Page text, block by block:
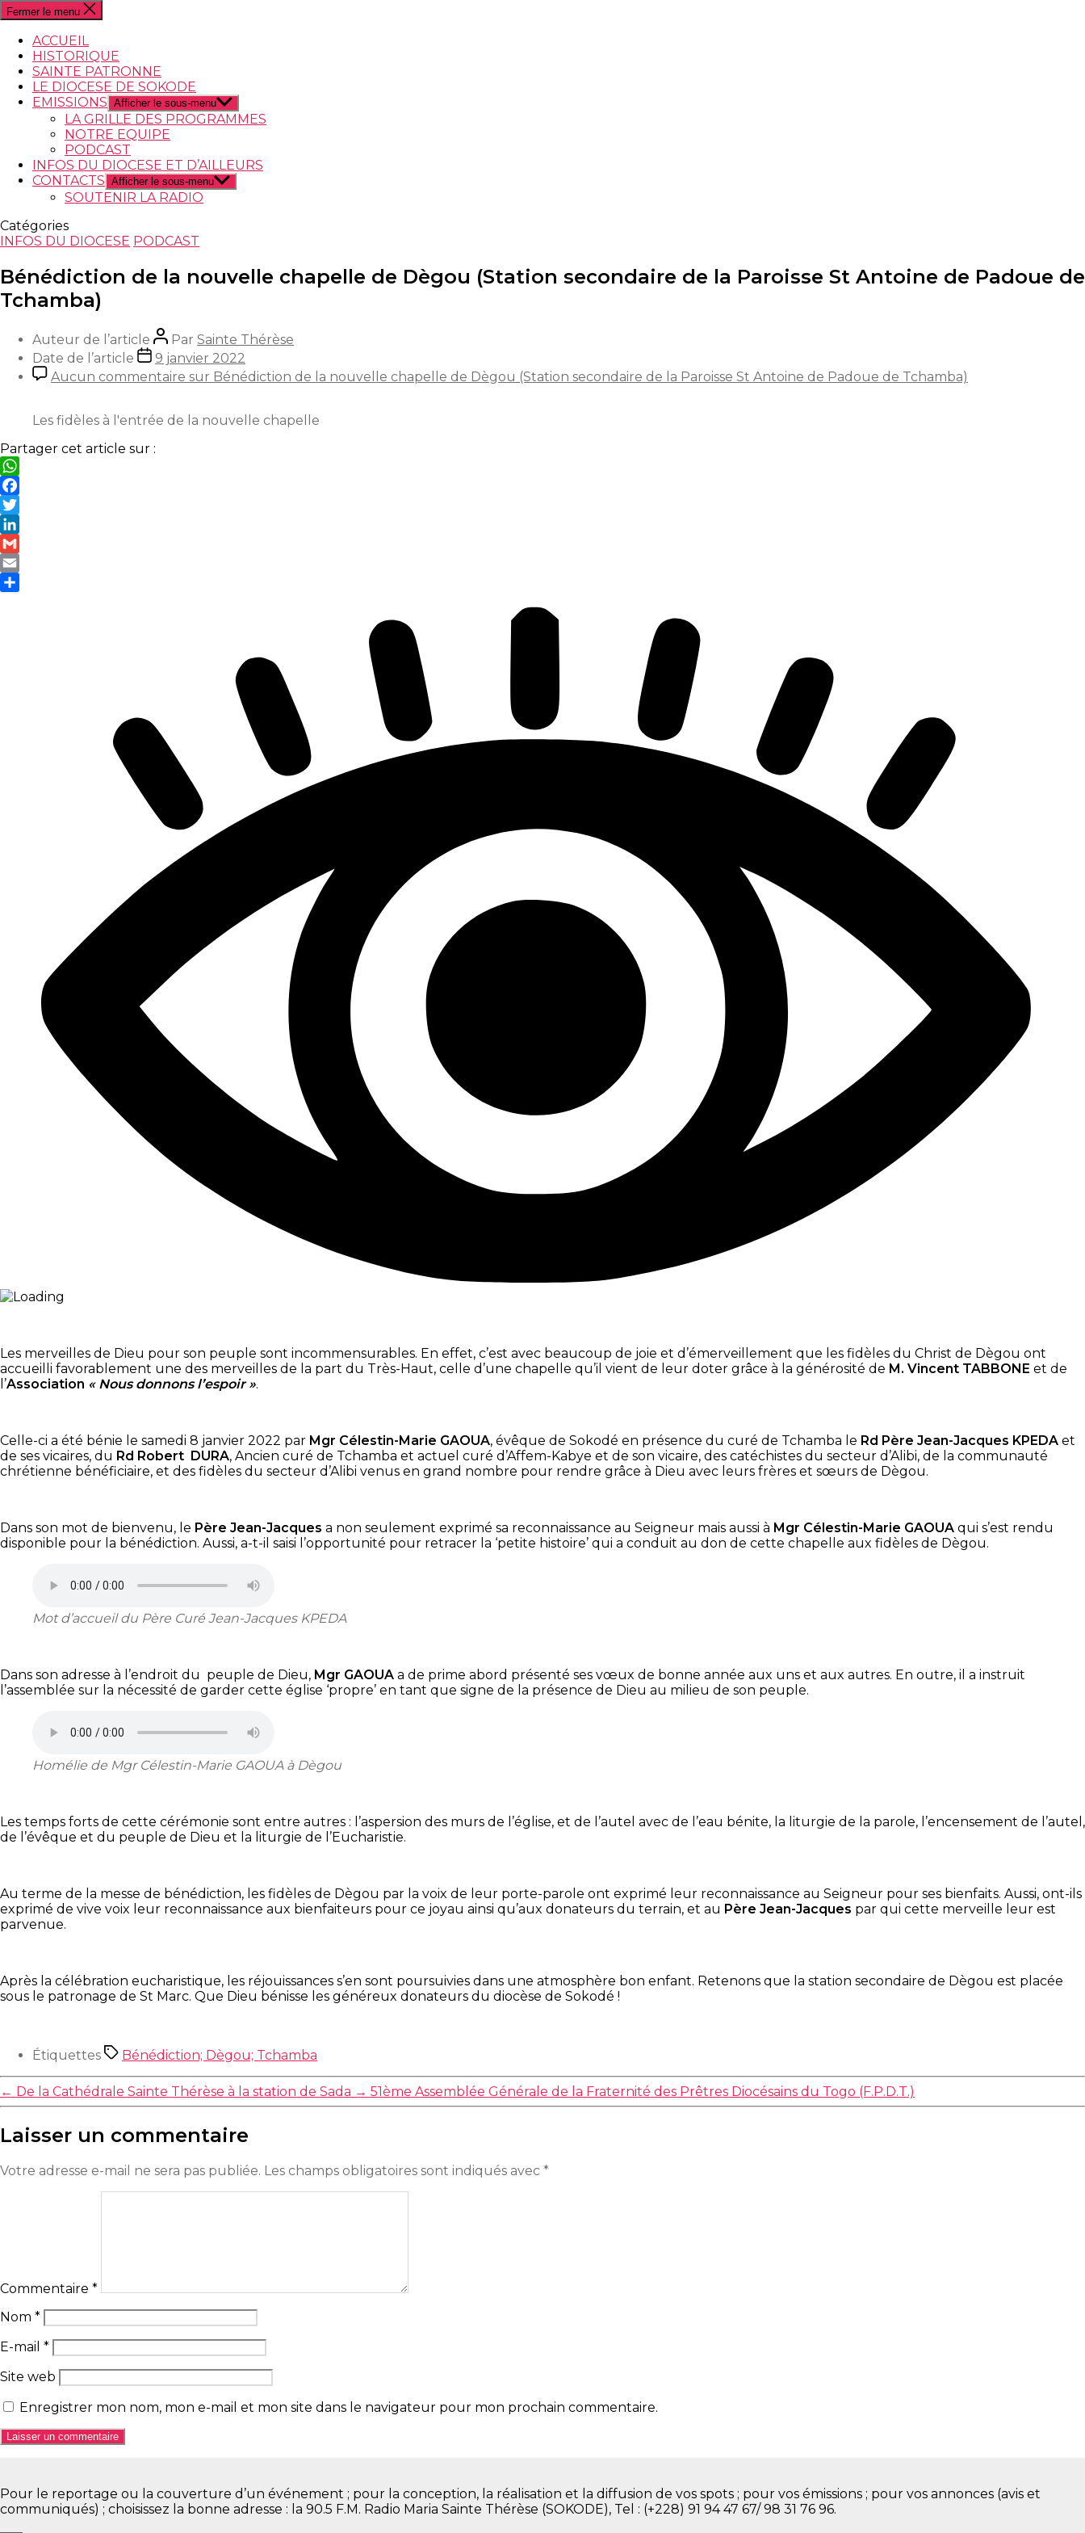
Fermer le menu
ACCUEIL
HISTORIQUE
SAINTE PATRONNE
LE DIOCESE DE SOKODE
EMISSIONS Afficher le sous-menu
LA GRILLE DES PROGRAMMES
NOTRE EQUIPE
PODCAST
INFOS DU DIOCESE ET D’AILLEURS
CONTACTS Afficher le sous-menu
SOUTENIR LA RADIO
Catégories
INFOS DU DIOCESE PODCAST
Bénédiction de la nouvelle chapelle de Dègou (Station secondaire de la Paroisse St Antoine de Padoue de
Tchamba)
Auteur de l’article Par Sainte Thérèse
Date de l’article
9 janvier 2022
Aucun commentaire sur Bénédiction de la nouvelle chapelle de Dègou (Station secondaire de la Paroisse St Antoine de Padoue de Tchamba)
Les fidèles à l'entrée de la nouvelle chapelle
Partager cet article sur :
WhatsApp
Facebook
Twitter
LinkedIn
Gmail
Email
Les merveilles de Dieu pour son peuple sont incommensurables. En effet, c’est avec beaucoup de joie et d’émerveillement que les fidèles du Christ de Dègou ont
accueilli favorablement une des merveilles de la part du Très-Haut, celle d’une chapelle qu’il vient de leur doter grâce à la générosité de M. Vincent TABBONE et de
l’Association « Nous donnons l’espoir ».
Celle-ci a été bénie le samedi 8 janvier 2022 par Mgr Célestin-Marie GAOUA, évêque de Sokodé en présence du curé de Tchamba le Rd Père Jean-Jacques KPEDA et
de ses vicaires, du Rd Robert DURA, Ancien curé de Tchamba et actuel curé d’Affem-Kabye et de son vicaire, des catéchistes du secteur d’Alibi, de la communauté
chrétienne bénéficiaire, et des fidèles du secteur d’Alibi venus en grand nombre pour rendre grâce à Dieu avec leurs frères et sœurs de Dègou.
Dans son mot de bienvenu, le Père Jean-Jacques a non seulement exprimé sa reconnaissance au Seigneur mais aussi à Mgr Célestin-Marie GAOUA qui s’est rendu
disponible pour la bénédiction. Aussi, a-t-il saisi l’opportunité pour retracer la ‘petite histoire’ qui a conduit au don de cette chapelle aux fidèles de Dègou.
Mot d’accueil du Père Curé Jean-Jacques KPEDA
Dans son adresse à l’endroit du peuple de Dieu, Mgr GAOUA a de prime abord présenté ses vœux de bonne année aux uns et aux autres. En outre, il a instruit
l’assemblée sur la nécessité de garder cette église ‘propre’ en tant que signe de la présence de Dieu au milieu de son peuple.
Homélie de Mgr Célestin-Marie GAOUA à Dègou
Les temps forts de cette cérémonie sont entre autres : l’aspersion des murs de l’église, et de l’autel avec de l’eau bénite, la liturgie de la parole, l’encensement de l’autel,
de l’évêque et du peuple de Dieu et la liturgie de l’Eucharistie.
Au terme de la messe de bénédiction, les fidèles de Dègou par la voix de leur porte-parole ont exprimé leur reconnaissance au Seigneur pour ses bienfaits. Aussi, ont-ils
exprimé de vive voix leur reconnaissance aux bienfaiteurs pour ce joyau ainsi qu’aux donateurs du terrain, et au Père Jean-Jacques par qui cette merveille leur est
parvenue.
Après la célébration eucharistique, les réjouissances s’en sont poursuivies dans une atmosphère bon enfant. Retenons que la station secondaire de Dègou est placée
sous le patronage de St Marc. Que Dieu bénisse les généreux donateurs du diocèse de Sokodé !
Étiquettes Bénédiction; Dègou; Tchamba
← De la Cathédrale Sainte Thérèse à la station de Sada → 51ème Assemblée Générale de la Fraternité des Prêtres Diocésains du Togo (F.P.D.T.)
Laisser un commentaire
Votre adresse e-mail ne sera pas publiée. Les champs obligatoires sont indiqués avec *
Commentaire *
Nom *
E-mail *
Site web
Enregistrer mon nom, mon e-mail et mon site dans le navigateur pour mon prochain commentaire.
Pour le reportage ou la couverture d’un événement ; pour la conception, la réalisation et la diffusion de vos spots ; pour vos émissions ; pour vos annonces (avis et
communiqués) ; choisissez la bonne adresse : la 90.5 F.M. Radio Maria Sainte Thérèse (SOKODE), Tel : (+228) 91 94 47 67/ 98 31 76 96.